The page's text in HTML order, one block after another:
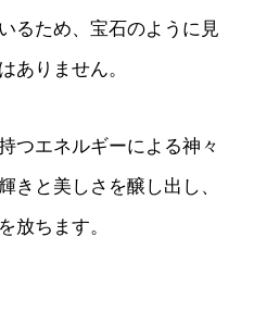
るため、宝石のように見
ありません。
つエネルギーによる神々
きと美しさを醸し出し、
放ちます。